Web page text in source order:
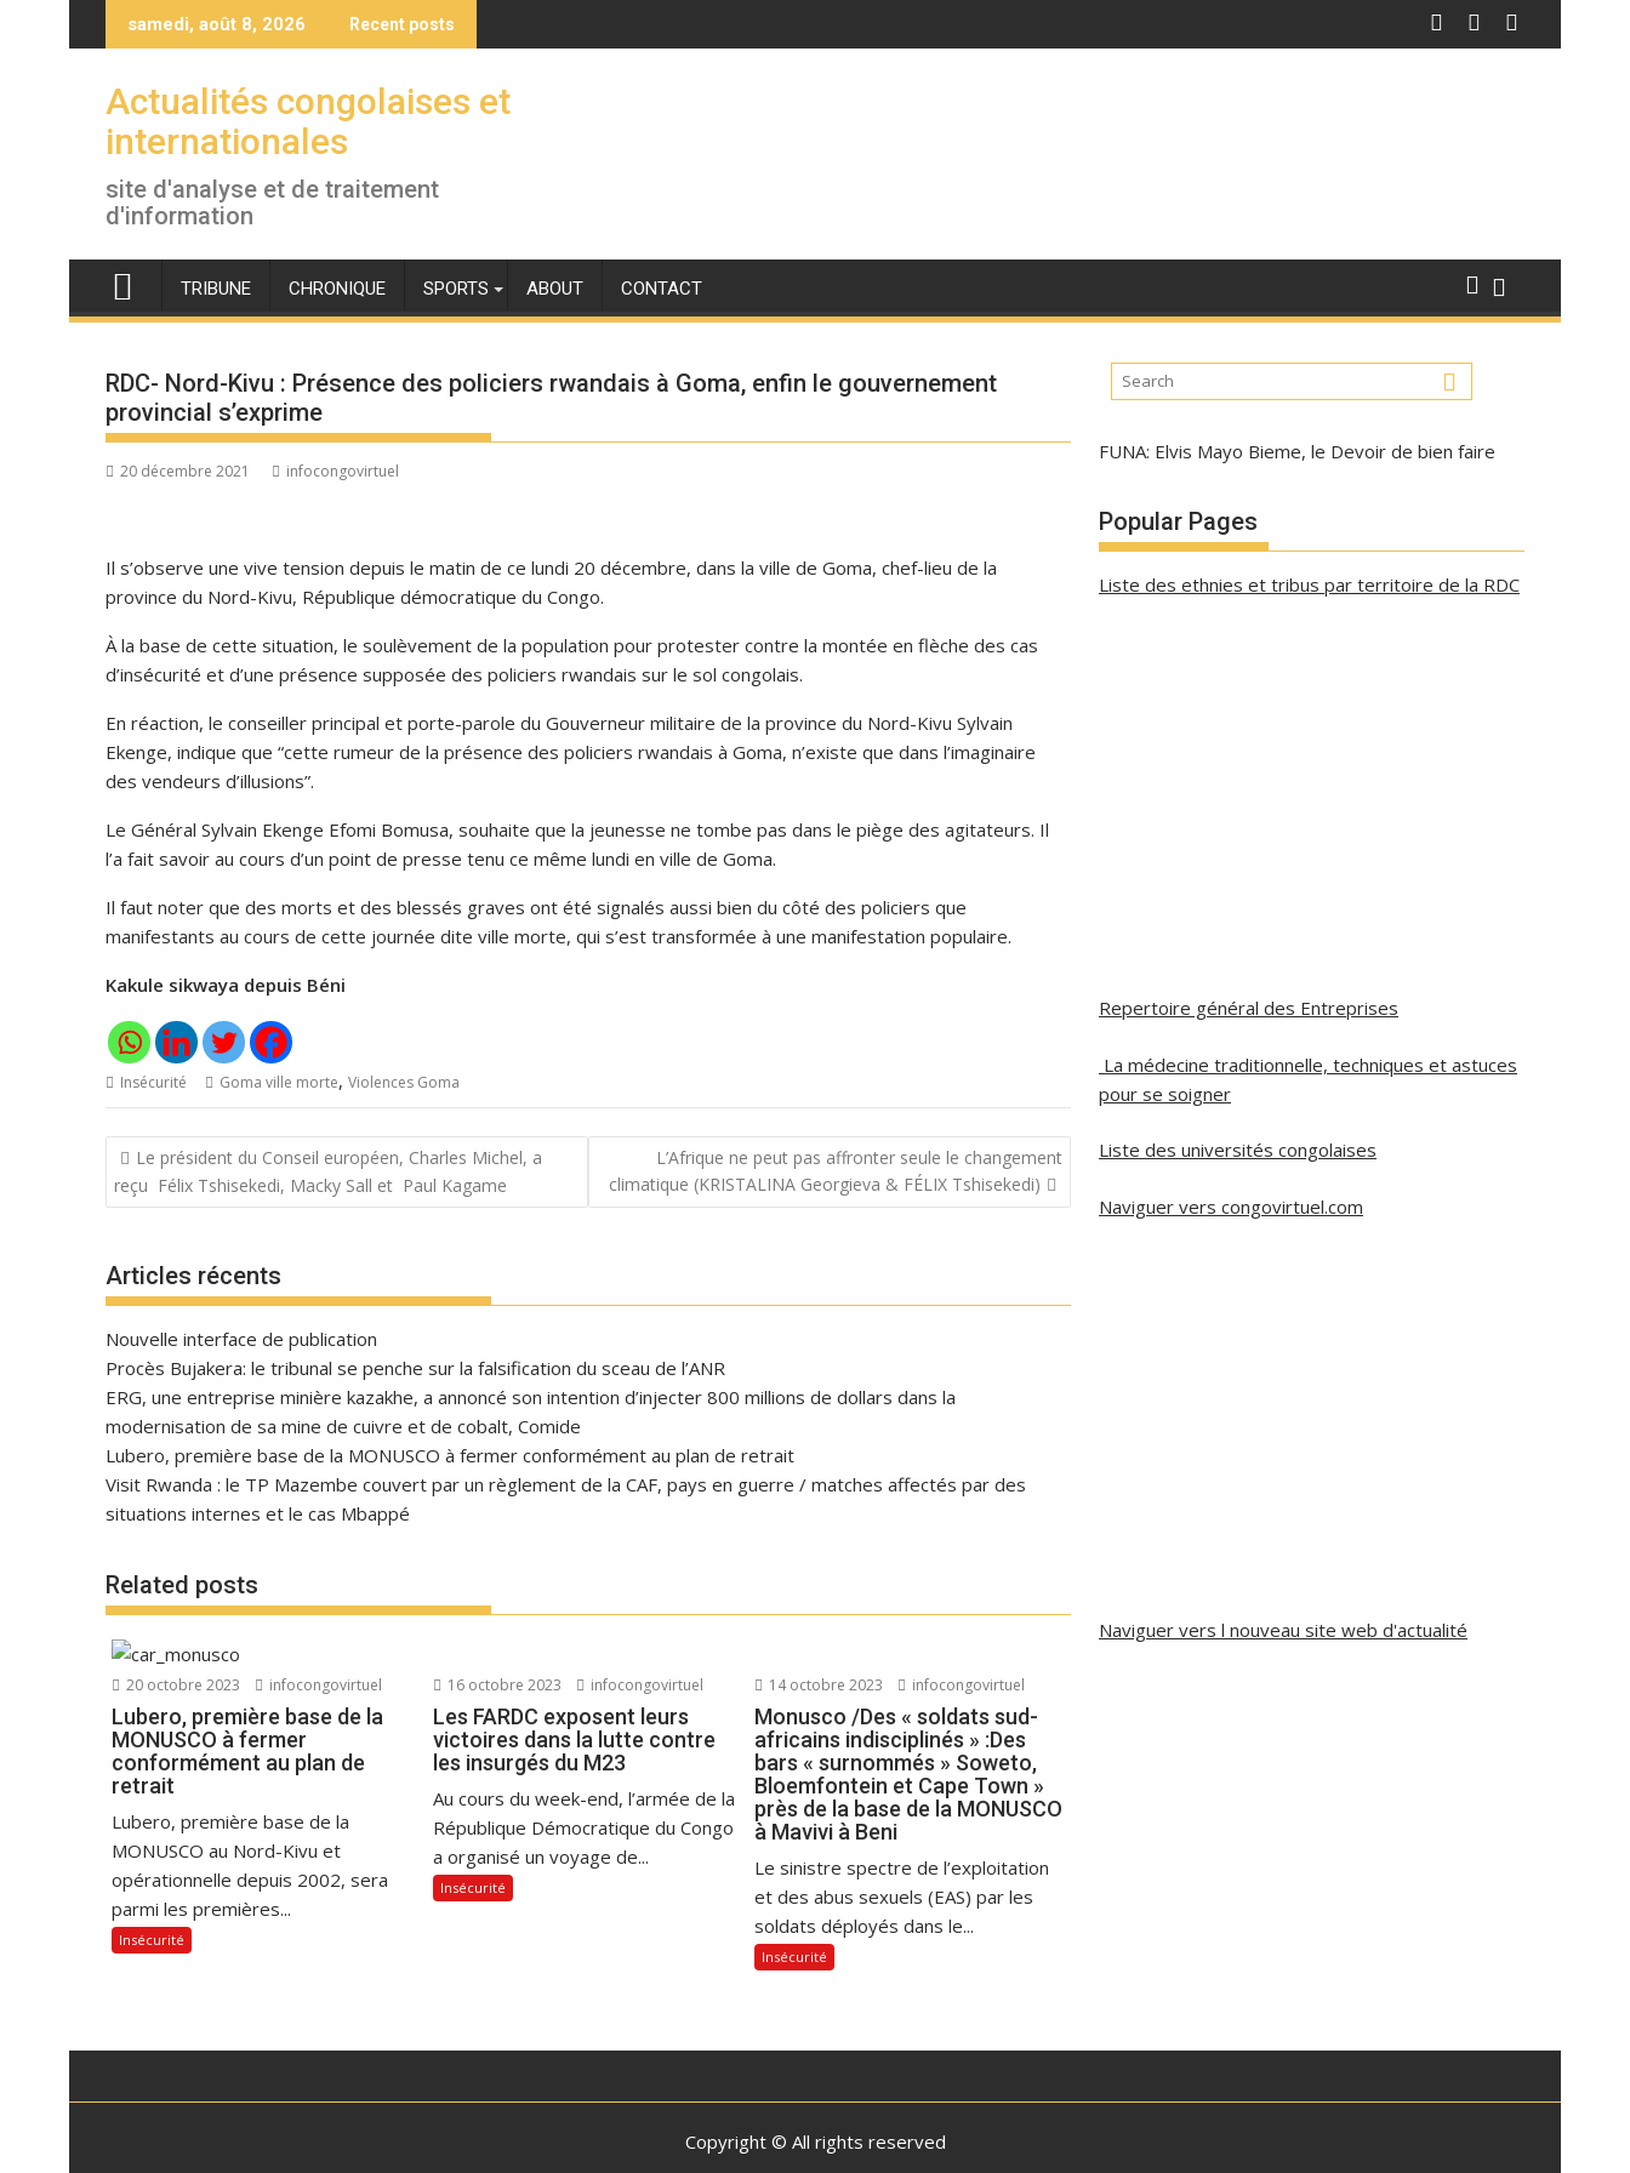
to
samedi, août 8, 2026 Recent posts
Actualités congolaises et
internationales
site d'analyse et de traitement
d'information
TRIBUNE CHRONIQUE SPORTS ABOUT CONTACT
RDC- Nord-Kivu : Présence des policiers rwandais à Goma, enfin le gouvernement
provincial s’exprime
20 décembre 2021 infocongovirtuel
Il s’observe une vive tension depuis le matin de ce lundi 20 décembre, dans la ville de Goma, chef-lieu de la
province du Nord-Kivu, République démocratique du Congo.
À la base de cette situation, le soulèvement de la population pour protester contre la montée en flèche des cas
d’insécurité et d’une présence supposée des policiers rwandais sur le sol congolais.
En réaction, le conseiller principal et porte-parole du Gouverneur militaire de la province du Nord-Kivu Sylvain
Ekenge, indique que “cette rumeur de la présence des policiers rwandais à Goma, n’existe que dans l’imaginaire
des vendeurs d’illusions”.
Le Général Sylvain Ekenge Efomi Bomusa, souhaite que la jeunesse ne tombe pas dans le piège des agitateurs. Il
l’a fait savoir au cours d’un point de presse tenu ce même lundi en ville de Goma.
Il faut noter que des morts et des blessés graves ont été signalés aussi bien du côté des policiers que
manifestants au cours de cette journée dite ville morte, qui s’est transformée à une manifestation populaire.
Kakule sikwaya depuis Béni
Insécurité Goma ville morte, Violences Goma
Navigation
de
l’article
Le président du Conseil européen, Charles Michel, a
reçu Félix Tshisekedi, Macky Sall et Paul Kagame
L’Afrique ne peut pas affronter seule le changement
climatique (KRISTALINA Georgieva & FÉLIX Tshisekedi)
Articles récents
Nouvelle interface de publication
Procès Bujakera: le tribunal se penche sur la falsification du sceau de l’ANR
ERG, une entreprise minière kazakhe, a annoncé son intention d’injecter 800 millions de dollars dans la
modernisation de sa mine de cuivre et de cobalt, Comide
Lubero, première base de la MONUSCO à fermer conformément au plan de retrait
Visit Rwanda : le TP Mazembe couvert par un règlement de la CAF, pays en guerre / matches affectés par des
situations internes et le cas Mbappé
Related posts
20 octobre 2023 infocongovirtuel
Lubero, première base de la
MONUSCO à fermer
conformément au plan de
retrait
Lubero, première base de la
MONUSCO au Nord-Kivu et
opérationnelle depuis 2002, sera
parmi les premières...
Insécurité
16 octobre 2023 infocongovirtuel
Les FARDC exposent leurs
victoires dans la lutte contre
les insurgés du M23
Au cours du week-end, l’armée de la
République Démocratique du Congo
a organisé un voyage de...
Insécurité
14 octobre 2023 infocongovirtuel
Monusco /Des « soldats sud-
africains indisciplinés » :Des
bars « surnommés » Soweto,
Bloemfontein et Cape Town »
près de la base de la MONUSCO
à Mavivi à Beni
Le sinistre spectre de l’exploitation
et des abus sexuels (EAS) par les
soldats déployés dans le...
Insécurité
FUNA: Elvis Mayo Bieme, le Devoir de bien faire
Popular Pages
Liste des ethnies et tribus par territoire de la RDC
Repertoire général des Entreprises
La médecine traditionnelle, techniques et astuces
pour se soigner
Liste des universités congolaises
Naviguer vers congovirtuel.com
Naviguer vers l nouveau site web d'actualité
Copyright © All rights reserved